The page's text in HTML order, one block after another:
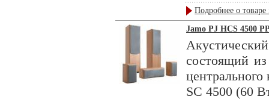
Подробнее о товаре
Jamo PJ HCS 4500
состоящий
SC 4500 (60